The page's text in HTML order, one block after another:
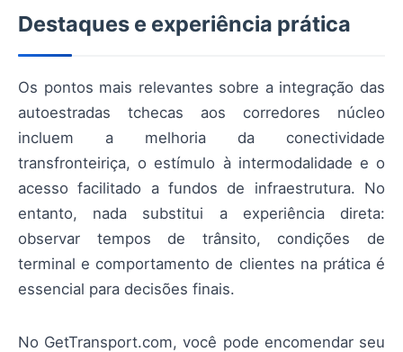
Destaques e experiência prática
Os pontos mais relevantes sobre a integração das
autoestradas tchecas aos corredores núcleo
incluem a melhoria da conectividade
transfronteiriça, o estímulo à intermodalidade e o
acesso facilitado a fundos de infraestrutura. No
entanto, nada substitui a experiência direta:
observar tempos de trânsito, condições de
terminal e comportamento de clientes na prática é
essencial para decisões finais.
No GetTransport.com, você pode encomendar seu